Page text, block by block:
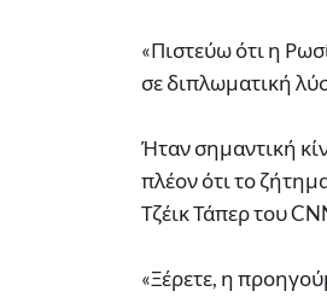
«Πιστεύω ότι η
σε διπλωματική
Ήταν σημαντική
πλέον ότι το
Τζέικ Τάπερ του
«Ξέρετε, η